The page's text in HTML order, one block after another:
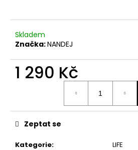
Skladem
Značka:NANDEJ
1 290 Kč
Kategorie: LIFE
Zeptat se
e
m
e